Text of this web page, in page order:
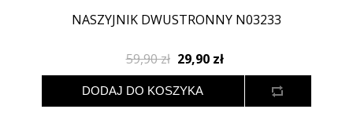
NASZYJNIK DWUSTRONNY N03233
59,90 zł 29,90 zł